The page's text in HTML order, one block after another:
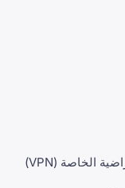
لا يزال لينكد إن محظوراً رسمياً في روسيا. وبينما لا يزال بعض محترفي التكنولوجيا يستخدمونه عبر الشبكات الافتراضية الخاصة (VPN)